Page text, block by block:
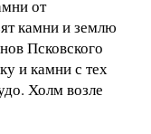
от
камни и землю
Псковского
и камни с тех
Холм возле